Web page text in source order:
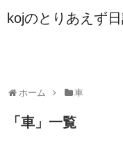
kojのとりあえず
ホーム 車
「 車 」 一覧